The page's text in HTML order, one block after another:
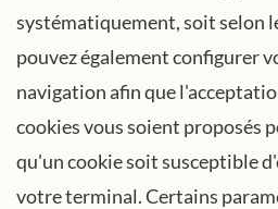
systématiquement, soit selon
pouvez également configurer
navigation afin que
cookies vous soient proposés
qu'un cookie soit susceptible
votre terminal. Certains